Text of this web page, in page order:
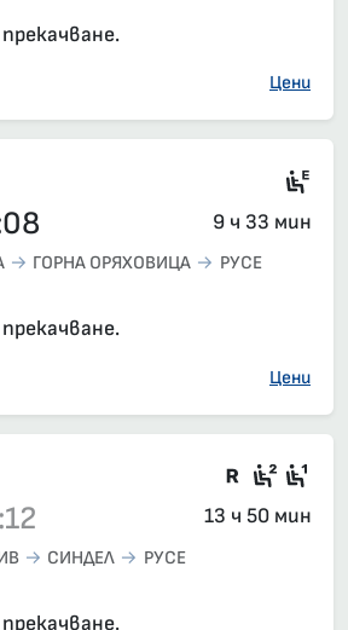
Цени
9 ч 33 мин
ГОРНА ОРЯХОВИЦА РУСЕ
Цени
Във
13 ч 50 мин
СИНДЕЛ РУСЕ